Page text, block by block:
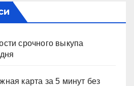
срочного выкупа
карта за 5 минут без